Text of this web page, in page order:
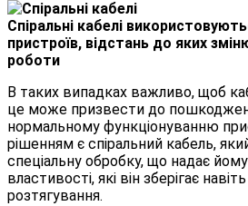
Спіральні кабелі
пристроїв, відстань до яких
роботи
В таких випадках важливо, щоб
це може призвести до
нормальному функціонуванню
рішенням є спіральний кабель,
спеціальну обробку, що надає
властивості, які він зберігає
розтягування.